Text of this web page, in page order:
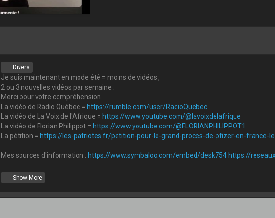
Divers
Je suis maintenant en mode été = moins de vidéos ,
2 ou 3 nouvelles vidéos par semaine .
Merci pour votre compréhension . . .
La vidéo de Radio Québec = https://rumble.com/user/RadioQuebec
La vidéo de La Voix de l'Afrique = https://www.youtube.com/@lavoixdelafrique
La vidéo de Florian Philippot = https://www.youtube.com/@FLORIANPHILIPPOT1
La pétition = https://les-patriotes.fr/petition-pour-le-grand-proces-de-pfizer-en-france-
Mes sources d'information : https://www.symbaloo.com/embed/desk754 https://
Mon blog =https://bengarno.wordpress.com
Au cas ou vous voudriez m'encourager à continuer à diffuser de l'information . . .https://
Show More